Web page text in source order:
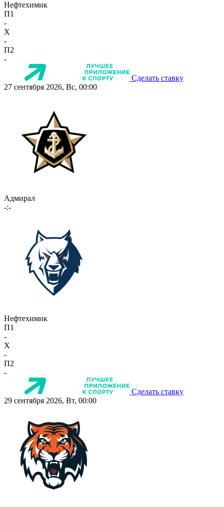
Нефтехимик
П1
-
X
-
П2
-
Сделать ставку
27 сентября 2026, Вс, 00:00
Адмирал
-:-
Нефтехимик
П1
-
X
-
П2
-
Сделать ставку
29 сентября 2026, Вт, 00:00